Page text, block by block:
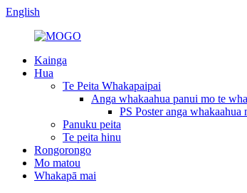
English
Kainga
Hua
Te Peita Whakapaipai
Anga whakaahua panui mo te
PS Poster anga
Panuku peita
Te peita hinu
Rongorongo
Mo matou
Whakapā mai